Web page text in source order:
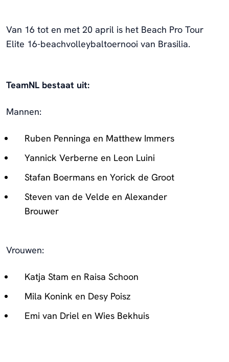
Van 16 tot en met 20 april is het Beach Pro Tour
Elite 16-beachvolleybaltoernooi van Brasilia.
TeamNL bestaat uit:
Mannen:
Ruben Penninga en Matthew Immers
Yannick Verberne en Leon Luini
Stafan Boermans en Yorick de Groot
Steven van de Velde en Alexander
Brouwer
Vrouwen:
Katja Stam en Raisa Schoon
Mila Konink en Desy Poisz
Emi van Driel en Wies Bekhuis